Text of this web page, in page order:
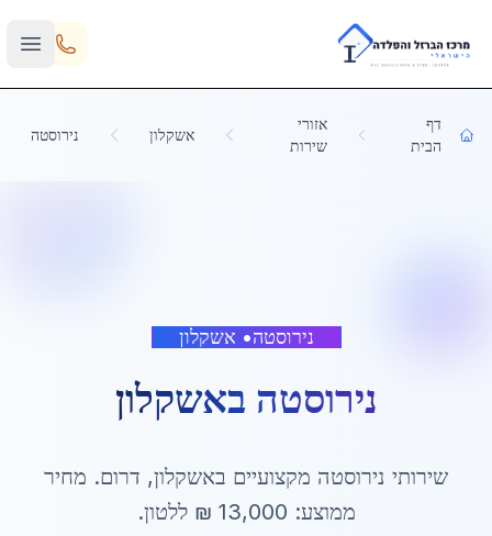
Skip to main content
דף
הבית
אזורי
שירות
אשקלון נירוסטה
נירוסטה• אשקלון
נירוסטה באשקלון
שירותי נירוסטה מקצועיים באשקלון, דרום. מחיר
ממוצע: 13,000 ₪ ללטון.